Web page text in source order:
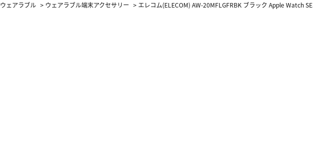
ウェアラブル > ウェアラブル端末アクセサリー > エレコム(ELECOM) AW-20MFLGFRBK ブラック Apple Watch